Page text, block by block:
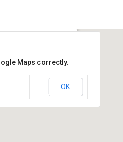
Баден
Maps correctly.
OK